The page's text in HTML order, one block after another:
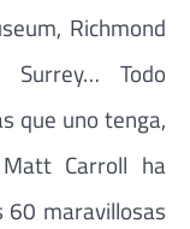
Richmond
Surrey… Todo
que uno tenga,
Carroll ha
60 maravillosas